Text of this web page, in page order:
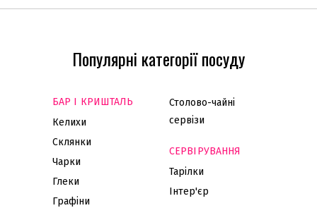
Популярні категорії посуду
БАР І КРИШТАЛЬ
Келихи
Склянки
Чарки
Глеки
Графіни
Столово-чайні
сервізи
СЕРВІРУВАННЯ
Тарілки
Інтер'єр